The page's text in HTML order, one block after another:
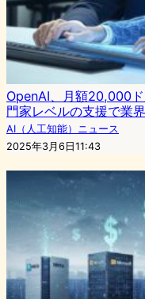
OpenAI、月額20,000
門家レベルの支援で業
AI（人工知能）ニュース
2025年3月6日11:43